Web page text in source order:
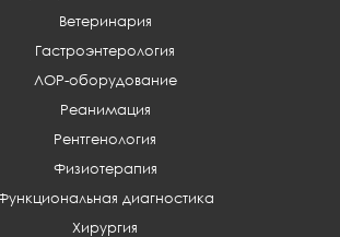
Ветеринария
Гастроэнтерология
ЛОР-оборудование
Реанимация
Рентгенология
Физиотерапия
диагностика
Хирургия